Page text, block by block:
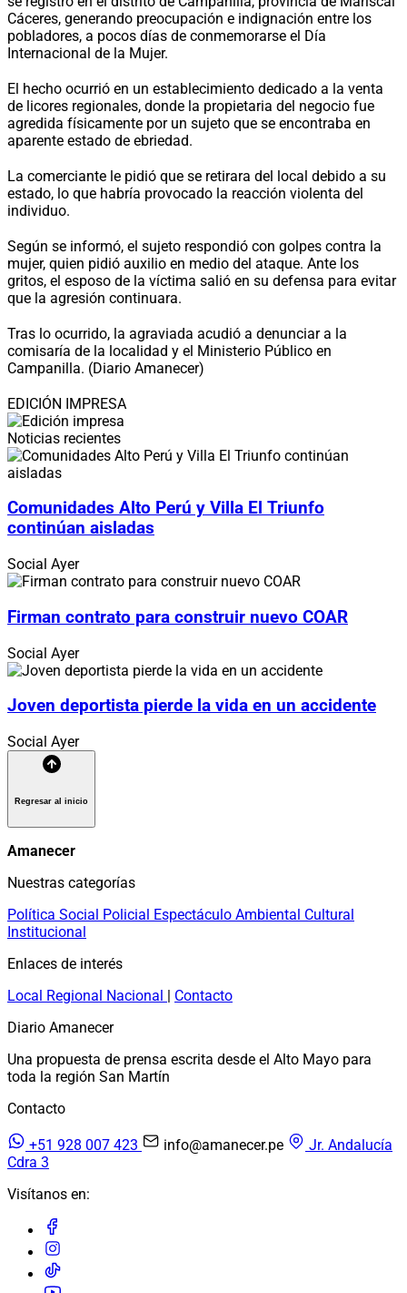
Cáceres, generando preocupación e indignación entre los
pobladores, a pocos días de conmemorarse el Día
Internacional de la Mujer.
El hecho ocurrió en un establecimiento dedicado a la venta
de licores regionales, donde la propietaria del negocio fue
agredida físicamente por un sujeto que se encontraba en
aparente estado de ebriedad.
La comerciante le pidió que se retirara del local debido a su
estado, lo que habría provocado la reacción violenta del
individuo.
Según se informó, el sujeto respondió con golpes contra la
mujer, quien pidió auxilio en medio del ataque. Ante los
gritos, el esposo de la víctima salió en su defensa para evitar
que la agresión continuara.
Tras lo ocurrido, la agraviada acudió a denunciar a la
comisaría de la localidad y el Ministerio Público en
Campanilla. (Diario Amanecer)
EDICIÓN IMPRESA
Noticias recientes
Comunidades Alto Perú y Villa El Triunfo
continúan aisladas
Social Ayer
Firman contrato para construir nuevo COAR
Social Ayer
Joven deportista pierde la vida en un accidente
Social Ayer
Regresar al inicio
Amanecer
Nuestras categorías
Política Social Policial Espectáculo Ambiental Cultural
Institucional
Enlaces de interés
Local Regional Nacional | Contacto
Diario Amanecer
Una propuesta de prensa escrita desde el Alto Mayo para
toda la región San Martín
Contacto
+51 928 007 423 info@amanecer.pe
Jr. Andalucía
Cdra 3
Visítanos en: